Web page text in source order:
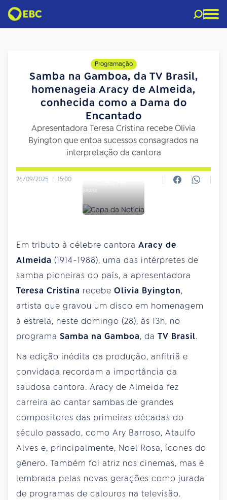
Programação
Samba na Gamboa, da TV Brasil,
homenageia Aracy de Almeida,
conhecida como a Dama do
Encantado
Apresentadora Teresa Cristina recebe Olivia
Byington que entoa sucessos consagrados na
interpretação da cantora
26/09/2025 | 15:00
BRASIL
Em tributo à célebre cantora Aracy de
Almeida (1914-1988), uma das intérpretes de
samba pioneiras do país, a apresentadora
Teresa Cristina recebe Olivia Byington,
artista que gravou um disco em homenagem
à estrela, neste domingo (28), às 13h, no
programa Samba na Gamboa, da TV Brasil.
Na edição inédita da produção, anfitriã e
convidada recordam a importância da
saudosa cantora. Aracy de Almeida fez
carreira ao cantar sambas de grandes
compositores das primeiras décadas do
século passado, como Ary Barroso, Ataulfo
Alves e, principalmente, Noel Rosa, ícones do
gênero. Também foi atriz nos cinemas, mas é
lembrada pelas novas gerações como jurada
de programas de calouros na televisão.